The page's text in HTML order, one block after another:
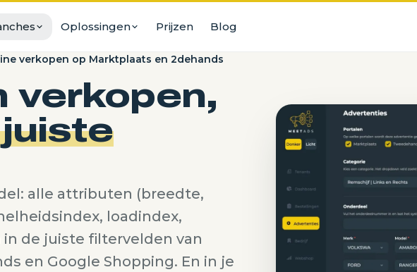
Google,
onderdelen
+ onderdelenhandel
specifieke functies
voertuigen
+ complete motoren
Oplossingen
Stap over van Corenio
Migratie zonder gedoe
Stap over van Eurostocks
Migratie zonder gedoe
Prijzen Blog
verkopen op Marktplaats en 2dehands
verkopen,
alle attributen (breedte,
loadindex,
in de juiste filtervelden van
en Google Shopping. En in je